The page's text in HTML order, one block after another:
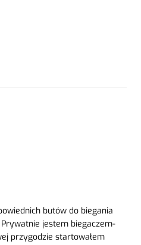
butów do biegania
jestem biegaczem-
przygodzie startowałem